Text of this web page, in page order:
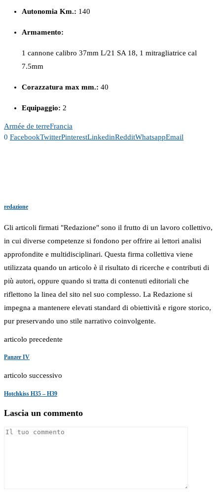
Autonomia Km.: 140
Armamento:
1 cannone calibro 37mm L/21 SA 18, 1 mitragliatrice cal
7.5mm
Corazzatura max mm.: 40
Equipaggio: 2
Armée de terreFrancia
0 FacebookTwitterPinterestLinkedinRedditWhatsappEmail
redazione
Gli articoli firmati "Redazione" sono il frutto di un lavoro collettivo,
in cui diverse competenze si fondono per offrire ai lettori analisi
approfondite e multidisciplinari. Questa firma collettiva viene
utilizzata quando un articolo è il risultato di ricerche e contributi di
più autori, oppure quando si tratta di contenuti editoriali che
riflettono la linea del sito nel suo complesso. La Redazione si
impegna a mantenere elevati standard di obiettività e rigore storico,
pur preservando uno stile narrativo coinvolgente.
articolo precedente
Panzer IV
articolo successivo
Hotchkiss H35 – H39
Lascia un commento